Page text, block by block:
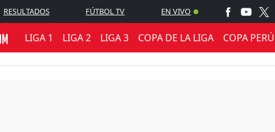
RESULTADOS FÚTBOL TV EN VIVO
LIGA 1 LIGA 2 LIGA 3 COPA DE LA LIGA COPA PERÚ